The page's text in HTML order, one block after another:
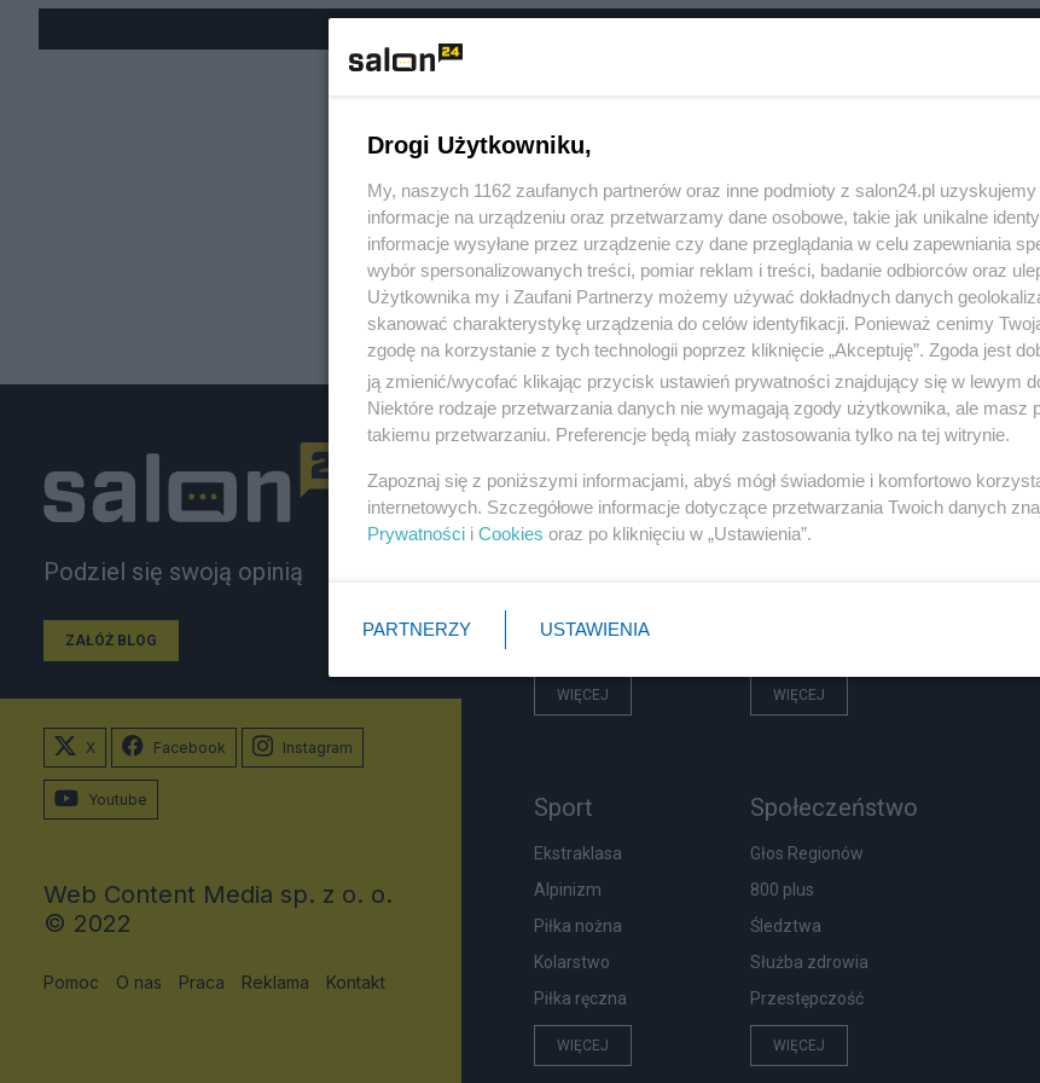
Podziel się swoją opinią
ZAŁÓŻ BLOG
Rosja
PiS
WIĘCEJ
Biznes
Pieniądze
WIĘCEJ
Sport
Ekstraklasa
Alpinizm
Piłka nożna
Kolarstwo
Piłka ręczna
WIĘCEJ
Społeczeństwo
Głos Regionów
800 plus
Śledztwa
Służba zdrowia
Przestępczość
WIĘCEJ
X Facebook Instagram
Youtube
Web Content Media sp. z o. o.
© 2022
Pomoc O nas Praca Reklama Kontakt
Drogi Użytkowniku,
My, naszych 1162 zaufanych partnerów oraz inne podmioty z salon24.pl
informacje na urządzeniu oraz przetwarzamy dane osobowe, takie jak unikalne
informacje wysyłane przez urządzenie czy dane przeglądania w celu zapewniania
wybór spersonalizowanych treści, pomiar reklam i treści, badanie odbiorców oraz
Użytkownika my i Zaufani Partnerzy możemy używać dokładnych danych
skanować charakterystykę urządzenia do celów identyfikacji. Ponieważ cenimy
zgodę na korzystanie z tych technologii poprzez kliknięcie „Akceptuję”. Zgoda jest
ją zmienić/wycofać klikając przycisk ustawień prywatności znajdujący się w lewym
Niektóre rodzaje przetwarzania danych nie wymagają zgody użytkownika, ale masz
takiemu przetwarzaniu. Preferencje będą miały zastosowania tylko na tej witrynie.
Zapoznaj się z poniższymi informacjami, abyś mógł świadomie i komfortowo
internetowych. Szczegółowe informacje dotyczące przetwarzania Twoich danych
Prywatności i Cookies oraz po kliknięciu w „Ustawienia”.
PARTNERZY USTAWIENIA